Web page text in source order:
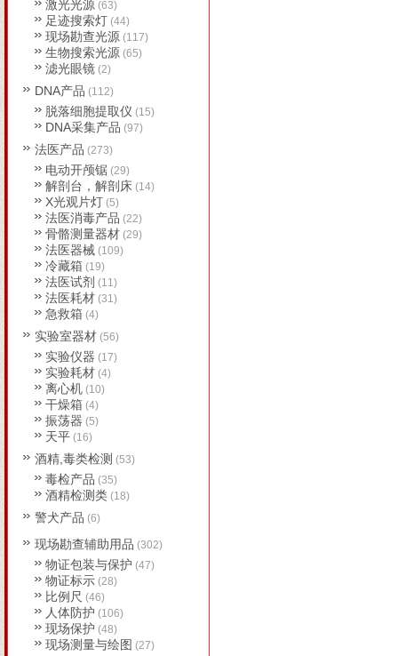
激光光源 (63)
足迹搜索灯 (44)
现场勘查光源 (117)
生物搜索光源 (65)
滤光眼镜 (2)
DNA产品 (112)
脱落细胞提取仪 (15)
DNA采集产品 (97)
法医产品 (273)
电动开颅锯 (29)
解剖台，解剖床 (14)
X光观片灯 (5)
法医消毒产品 (22)
骨骼测量器材 (29)
法医器械 (109)
冷藏箱 (19)
法医试剂 (11)
法医耗材 (31)
急救箱 (4)
实验室器材 (56)
实验仪器 (17)
实验耗材 (4)
离心机 (10)
干燥箱 (4)
振荡器 (5)
天平 (16)
酒精,毒类检测 (53)
毒检产品 (35)
酒精检测类 (18)
警犬产品 (6)
现场勘查辅助用品 (302)
物证包装与保护 (47)
物证标示 (28)
比例尺 (46)
人体防护 (106)
现场保护 (48)
现场测量与绘图 (27)